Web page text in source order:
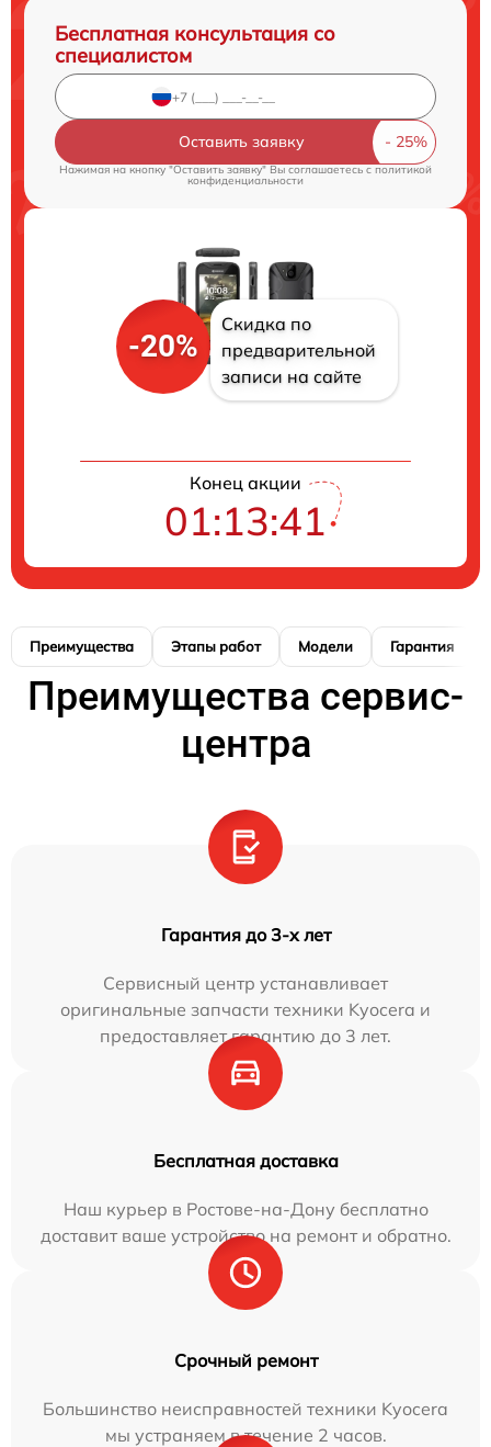
Бесплатная консультация со
специалистом
Оставить заявку
Нажимая на кнопку "Оставить заявку" Вы соглашаетесь cполитикой
конфиденциальности
-20%
Скидка по
предварительной
записи на сайте
Конец акции
01:13:41
Преимущества Этапы работ Модели Гарантия
Преимущества сервис-
центра
Гарантия до 3-х лет
Сервисный центр устанавливает
оригинальные запчасти техники Kyocera и
предоставляет гарантию до 3 лет.
Бесплатная доставка
Наш курьер в Ростове-на-Дону бесплатно
доставит ваше устройство на ремонт и обратно.
Срочный ремонт
Большинство неисправностей техники Kyocera
мы устраняем в течение 2 часов.